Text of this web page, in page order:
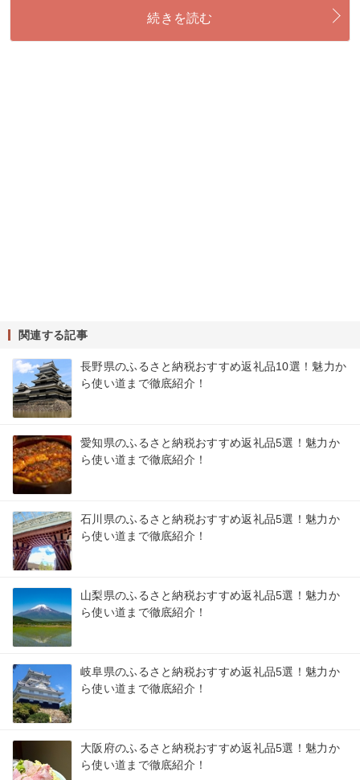
続きを読む
関連する記事
長野県のふるさと納税おすすめ返礼品10選！魅力か
ら使い道まで徹底紹介！
愛知県のふるさと納税おすすめ返礼品5選！魅力か
ら使い道まで徹底紹介！
石川県のふるさと納税おすすめ返礼品5選！魅力か
ら使い道まで徹底紹介！
山梨県のふるさと納税おすすめ返礼品5選！魅力か
ら使い道まで徹底紹介！
岐阜県のふるさと納税おすすめ返礼品5選！魅力か
ら使い道まで徹底紹介！
大阪府のふるさと納税おすすめ返礼品5選！魅力か
ら使い道まで徹底紹介！